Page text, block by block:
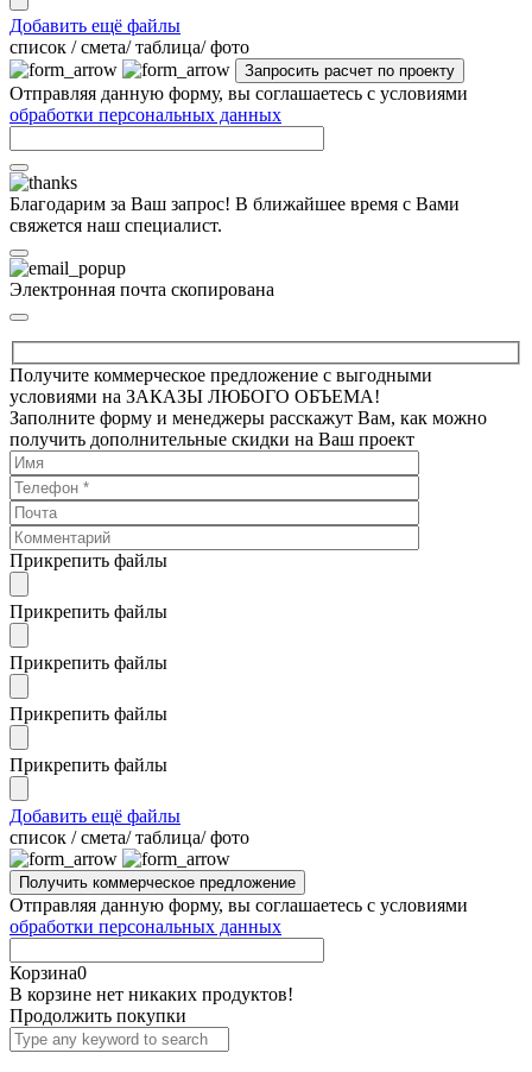
Добавить ещё файлы
cписок / смета/ таблица/ фото
Отправляя данную форму, вы соглашаетесь с условиями
обработки персональных данных
Благодарим за Ваш запрос! В ближайшее время с Вами
свяжется наш специалист.
Электронная почта скопирована
Получите коммерческое предложение с выгодными
условиями на ЗАКАЗЫ ЛЮБОГО ОБЪЕМА!
Заполните форму и менеджеры расскажут Вам, как можно
получить дополнительные скидки на Ваш проект
Прикрепить файлы
Прикрепить файлы
Прикрепить файлы
Прикрепить файлы
Прикрепить файлы
Добавить ещё файлы
cписок / смета/ таблица/ фото
Отправляя данную форму, вы соглашаетесь с условиями
обработки персональных данных
Корзина0
В корзине нет никаких продуктов!
Продолжить покупки